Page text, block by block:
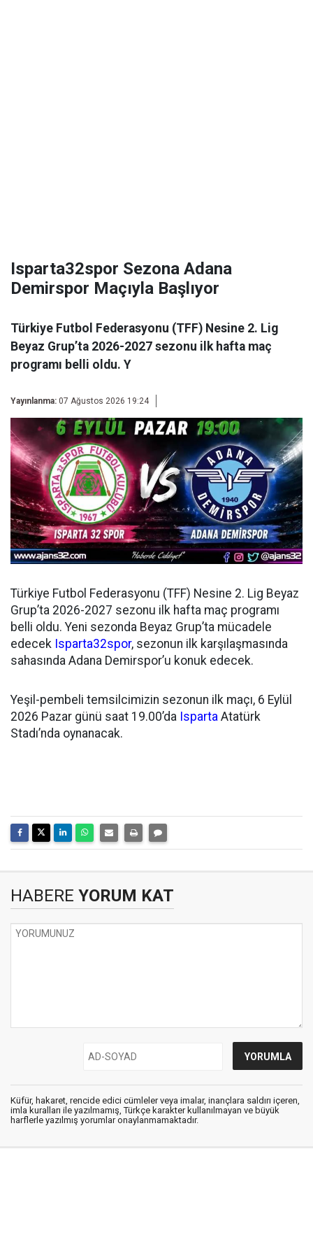
Isparta32spor Sezona Adana
Demirspor Maçıyla Başlıyor
Türkiye Futbol Federasyonu (TFF) Nesine 2. Lig
Beyaz Grup’ta 2026-2027 sezonu ilk hafta maç
programı belli oldu. Y
Yayınlanma: 07 Ağustos 2026 19:24
Türkiye Futbol Federasyonu (TFF) Nesine 2. Lig Beyaz
Grup’ta 2026-2027 sezonu ilk hafta maç programı
belli oldu. Yeni sezonda Beyaz Grup’ta mücadele
edecek Isparta32spor, sezonun ilk karşılaşmasında
sahasında Adana Demirspor’u konuk edecek.
Yeşil-pembeli temsilcimizin sezonun ilk maçı, 6 Eylül
2026 Pazar günü saat 19.00’da Isparta Atatürk
Stadı’nda oynanacak.
HABERE YORUM KAT
Küfür, hakaret, rencide edici cümleler veya imalar, inançlara saldırı içeren,
imla kuralları ile yazılmamış, Türkçe karakter kullanılmayan ve büyük
harflerle yazılmış yorumlar onaylanmamaktadır.